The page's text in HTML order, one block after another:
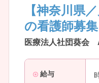
【神奈川県
の看護師募集
医療法人社団葵会
給与